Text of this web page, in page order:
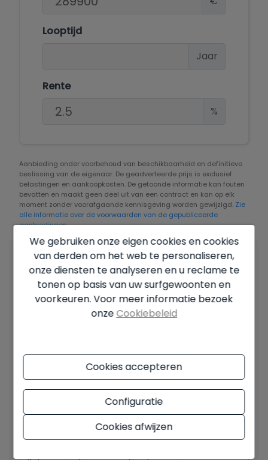
Looptijd
Jaar
Rente
%
Aanbieding onder voorbehoud van beschikbaarheid en definitieve
beslissing van de eigenaar. De geadverteerde prijs is exclusief
belastingen en aankoopkosten. De getoonde informatie kan fouten
bevatten en maakt geen deel uit van een contract en kan op elk
moment zonder voorafgaande kennisgeving worden gewijzigd. Zie
alle informatie over de voorwaarden van de gepubliceerde
aanbiedingen.
Jouw volledige naam *
Jouw telefoonnummer*
Jouw bericht
We gebruiken onze eigen cookies en cookies
van derden om het web te personaliseren,
onze diensten te analyseren en u reclame te
tonen op basis van uw surfgewoonten en
voorkeuren. Voor meer informatie bezoek
onze Cookiebeleid
Cookies accepteren
Configuratie
Cookies afwijzen